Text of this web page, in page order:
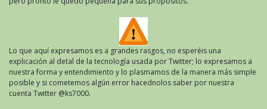
Lo que aquí expresamos es a grandes rasgos, no esperéis una
explicación al detal de la tecnología usada por Twitter; lo expresamos a
nuestra forma y entendimiento y lo plasmamos de la manera más simple
posible y si cometemos algún error hacednolos saber por nuestra
cuenta Twitter @ks7000.